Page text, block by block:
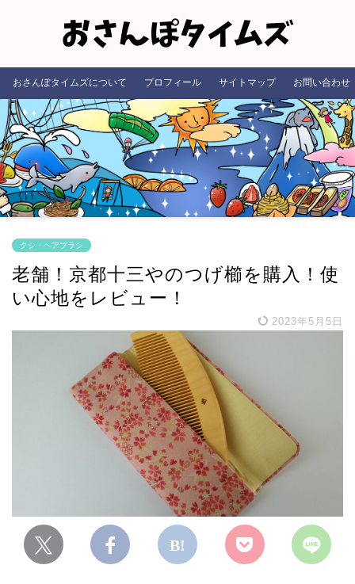
おさんぽタイムズについて プロフィール サイトマップ お問い合わせ
クシ・ヘアブラシ
老舗！京都十三やのつげ櫛を購入！使
い心地をレビュー！
2023年5月5日